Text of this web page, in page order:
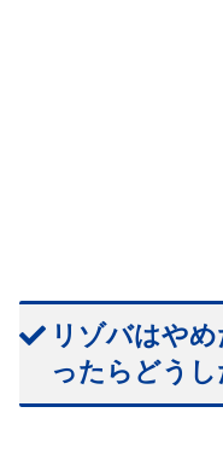
リゾバはや
ったらどうし